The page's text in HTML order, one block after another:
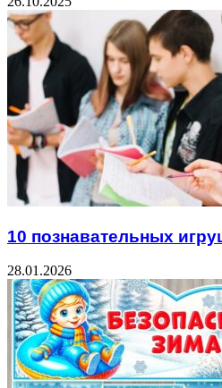
10 познавательных
28.01.2026